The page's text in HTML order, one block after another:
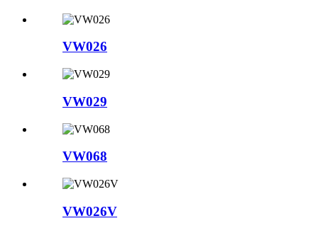
VW026
VW029
VW068
VW026V